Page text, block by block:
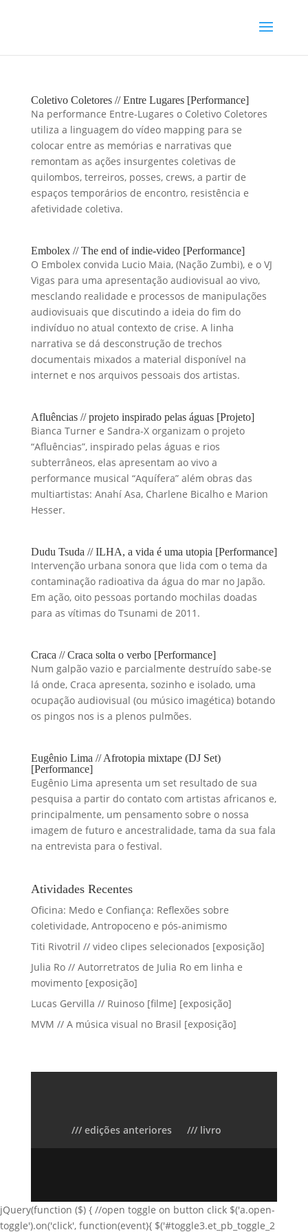
Coletivo Coletores // Entre Lugares [Performance]
Na performance Entre-Lugares o Coletivo Coletores
utiliza a linguagem do vídeo mapping para se
colocar entre as memórias e narrativas que
remontam as ações insurgentes coletivas de
quilombos, terreiros, posses, crews, a partir de
espaços temporários de encontro, resistência e
afetividade coletiva.
Embolex // The end of indie-video [Performance]
O Embolex convida Lucio Maia, (Nação Zumbi), e o VJ
Vigas para uma apresentação audiovisual ao vivo,
mesclando realidade e processos de manipulações
audiovisuais que discutindo a ideia do fim do
indivíduo no atual contexto de crise. A linha
narrativa se dá desconstrução de trechos
documentais mixados a material disponível na
internet e nos arquivos pessoais dos artistas.
Afluências // projeto inspirado pelas águas [Projeto]
Bianca Turner e Sandra-X organizam o projeto
“Afluências”, inspirado pelas águas e rios
subterrâneos, elas apresentam ao vivo a
performance musical “Aquífera” além obras das
multiartistas: Anahí Asa, Charlene Bicalho e Marion
Hesser.
Dudu Tsuda // ILHA, a vida é uma utopia [Performance]
Intervenção urbana sonora que lida com o tema da
contaminação radioativa da água do mar no Japão.
Em ação, oito pessoas portando mochilas doadas
para as vítimas do Tsunami de 2011.
Craca // Craca solta o verbo [Performance]
Num galpão vazio e parcialmente destruído sabe-se
lá onde, Craca apresenta, sozinho e isolado, uma
ocupação audiovisual (ou músico imagética) botando
os pingos nos is a plenos pulmões.
Eugênio Lima // Afrotopia mixtape (DJ Set)
[Performance]
Eugênio Lima apresenta um set resultado de sua
pesquisa a partir do contato com artistas africanos e,
principalmente, um pensamento sobre o nossa
imagem de futuro e ancestralidade, tama da sua fala
na entrevista para o festival.
Atividades Recentes
Oficina: Medo e Confiança: Reflexões sobre
coletividade, Antropoceno e pós-animismo
Titi Rivotril // video clipes selecionados [exposição]
Julia Ro // Autorretratos de Julia Ro em linha e
movimento [exposição]
Lucas Gervilla // Ruinoso [filme] [exposição]
MVM // A música visual no Brasil [exposição]
/// edições anteriores /// livro
jQuery(function ($) { //open toggle on button click $('a.open-
toggle').on('click', function(event){ $('#toggle3.et_pb_toggle_2